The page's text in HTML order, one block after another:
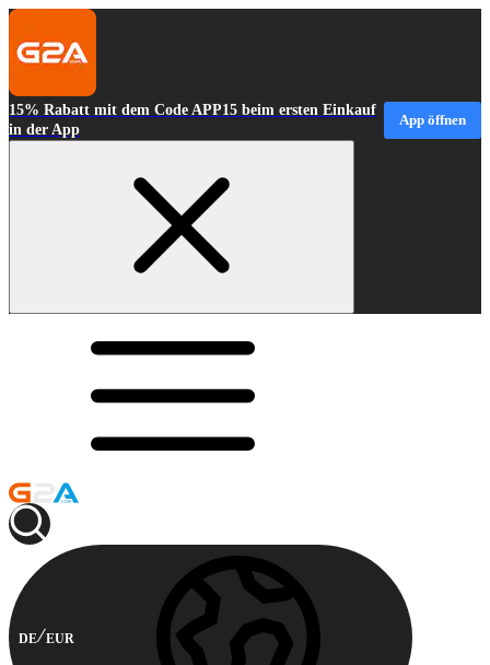
15% Rabatt mit dem Code APP15 beim ersten Einkauf
in der App
App öffnen
DE EUR